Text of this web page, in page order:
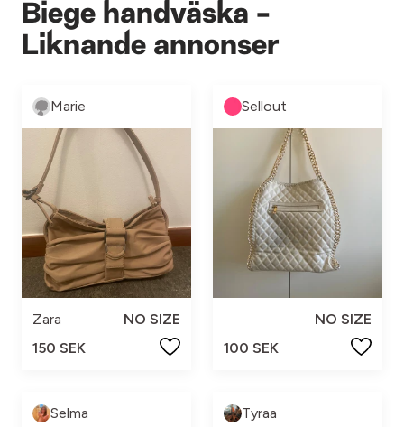
Biege handväska -
Liknande annonser
Marie
Zara
NO SIZE
150 SEK
Sellout
NO SIZE
100 SEK
Selma Tyraa